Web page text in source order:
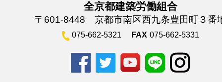
全京都建築労働組合
〒601-8448 京都市南区西九条豊田町３番
075-662-5321 FAX 075-662-5331